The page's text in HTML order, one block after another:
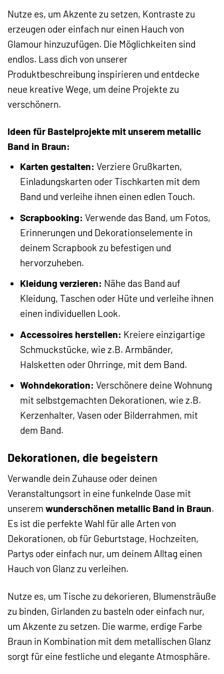
Nutze es, um Akzente zu setzen, Kontraste zu
erzeugen oder einfach nur einen Hauch von
Glamour hinzuzufügen. Die Möglichkeiten sind
endlos. Lass dich von unserer
Produktbeschreibung inspirieren und entdecke
neue kreative Wege, um deine Projekte zu
verschönern.
Ideen für Bastelprojekte mit unserem metallic
Band in Braun:
Karten gestalten: Verziere Grußkarten,
Einladungskarten oder Tischkarten mit dem
Band und verleihe ihnen einen edlen Touch.
Scrapbooking: Verwende das Band, um Fotos,
Erinnerungen und Dekorationselemente in
deinem Scrapbook zu befestigen und
hervorzuheben.
Kleidung verzieren: Nähe das Band auf
Kleidung, Taschen oder Hüte und verleihe ihnen
einen individuellen Look.
Accessoires herstellen: Kreiere einzigartige
Schmuckstücke, wie z.B. Armbänder,
Halsketten oder Ohrringe, mit dem Band.
Wohndekoration: Verschönere deine Wohnung
mit selbstgemachten Dekorationen, wie z.B.
Kerzenhalter, Vasen oder Bilderrahmen, mit
dem Band.
Dekorationen, die begeistern
Verwandle dein Zuhause oder deinen
Veranstaltungsort in eine funkelnde Oase mit
unserem wunderschönen metallic Band in Braun.
Es ist die perfekte Wahl für alle Arten von
Dekorationen, ob für Geburtstage, Hochzeiten,
Partys oder einfach nur, um deinem Alltag einen
Hauch von Glanz zu verleihen.
Nutze es, um Tische zu dekorieren, Blumensträuße
zu binden, Girlanden zu basteln oder einfach nur,
um Akzente zu setzen. Die warme, erdige Farbe
Braun in Kombination mit dem metallischen Glanz
sorgt für eine festliche und elegante Atmosphäre.